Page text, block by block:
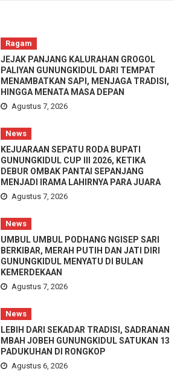
Ragam
JEJAK PANJANG KALURAHAN GROGOL
PALIYAN GUNUNGKIDUL DARI TEMPAT
MENAMBATKAN SAPI, MENJAGA TRADISI,
HINGGA MENATA MASA DEPAN
Agustus 7, 2026
News
KEJUARAAN SEPATU RODA BUPATI
GUNUNGKIDUL CUP III 2026, KETIKA
DEBUR OMBAK PANTAI SEPANJANG
MENJADI IRAMA LAHIRNYA PARA JUARA
Agustus 7, 2026
News
UMBUL UMBUL PODHANG NGISEP SARI
BERKIBAR, MERAH PUTIH DAN JATI DIRI
GUNUNGKIDUL MENYATU DI BULAN
KEMERDEKAAN
Agustus 7, 2026
News
LEBIH DARI SEKADAR TRADISI, SADRANAN
MBAH JOBEH GUNUNGKIDUL SATUKAN 13
PADUKUHAN DI RONGKOP
Agustus 6, 2026